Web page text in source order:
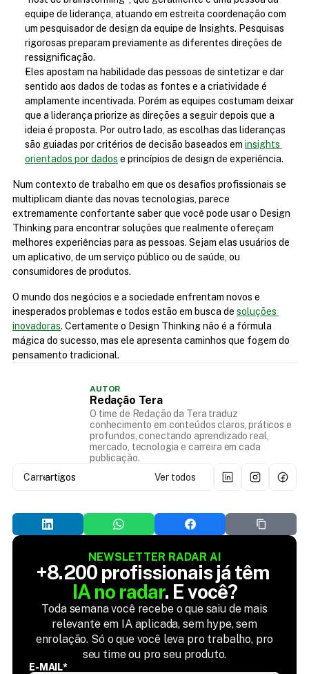
equipe de liderança, atuando em estreita coordenação com
um pesquisador de design da equipe de Insights. Pesquisas
rigorosas preparam previamente as diferentes direções de
ressignificação.
Eles apostam na habilidade das pessoas de sintetizar e dar
sentido aos dados de todas as fontes e a criatividade é
amplamente incentivada. Porém as equipes costumam deixar
que a liderança priorize as direções a seguir depois que a
ideia é proposta. Por outro lado, as escolhas das lideranças
são guiadas por critérios de decisão baseados em insights
orientados por dados e princípios de design de experiência.
Num contexto de trabalho em que os desafios profissionais se
multiplicam diante das novas tecnologias, parece
extremamente confortante saber que você pode usar o Design
Thinking para encontrar soluções que realmente ofereçam
melhores experiências para as pessoas. Sejam elas usuários de
um aplicativo, de um serviço público ou de saúde, ou
consumidores de produtos.
O mundo dos negócios e a sociedade enfrentam novos e
inesperados problemas e todos estão em busca de soluções
inovadoras. Certamente o Design Thinking não é a fórmula
mágica do sucesso, mas ele apresenta caminhos que fogem do
pensamento tradicional.
AUTOR
Redação Tera
O time de Redação da Tera traduz
conhecimento em conteúdos claros, práticos e
profundos, conectando aprendizado real,
mercado, tecnologia e carreira em cada
publicação.
Carregando...
artigos Ver todos
NEWSLETTER RADAR AI
IA no radar. E você?
Toda semana você recebe o que saiu de mais
relevante em IA aplicada, sem hype, sem
enrolação. Só o que você leva pro trabalho, pro
seu time ou pro seu produto.
E-MAIL*